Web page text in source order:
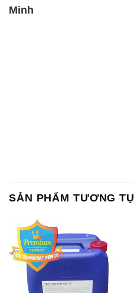
Minh
SẢN PHẨM TƯƠNG